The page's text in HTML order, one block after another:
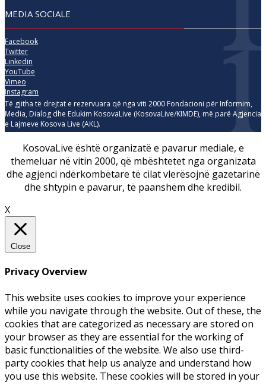
MEDIA SOCIALE
Facebook
Twitter
Linkedin
YouTube
Vimeo
Instagram
Të gjitha të drejtat e rezervuara që nga viti 2000 Fondacioni për Informim,
Media, Dialog dhe Edukim KosovaLive (KosovaLive/KIMDE), më parë Agjencia
e Lajmeve Kosova Live (AKL).
KosovaLive është organizatë e pavarur mediale, e
themeluar në vitin 2000, që mbështetet nga organizata
dhe agjenci ndërkombëtare të cilat vlerësojnë gazetarinë
dhe shtypin e pavarur, të paanshëm dhe kredibil.
X
Close
Privacy Overview
This website uses cookies to improve your experience
while you navigate through the website. Out of these, the
cookies that are categorized as necessary are stored on
your browser as they are essential for the working of
basic functionalities of the website. We also use third-
party cookies that help us analyze and understand how
you use this website. These cookies will be stored in your